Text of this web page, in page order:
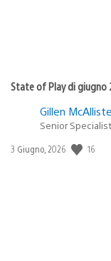
State of Play di giugno
Gillen
Senior
Data
3 Giugno, 2026 16